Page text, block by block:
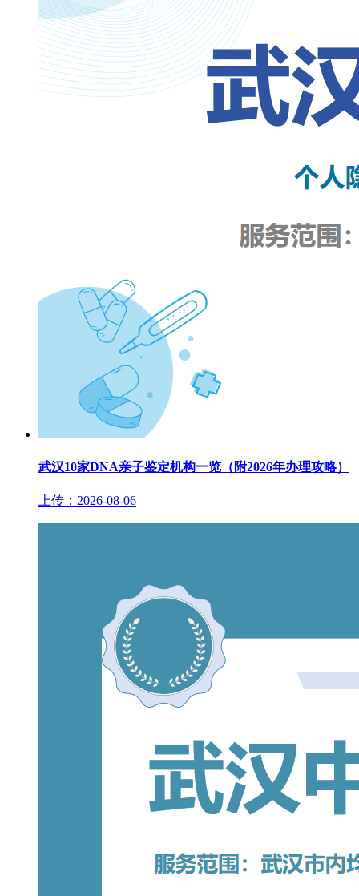
武汉10家DNA亲子鉴定机构一览（附2026年办理攻略）
上传：2026-08-06